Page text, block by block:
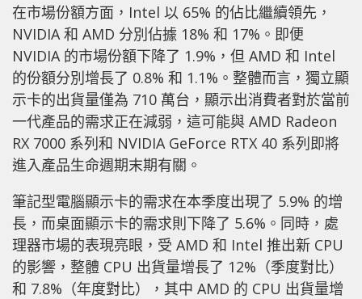
在市場份額方面，Intel 以 65% 的佔比繼續領先，
NVIDIA 和 AMD 分別佔據 18% 和 17%。即便
NVIDIA 的市場份額下降了 1.9%，但 AMD 和 Intel
的份額分別增長了 0.8% 和 1.1%。整體而言，獨立顯
示卡的出貨量僅為 710 萬台，顯示出消費者對於當前
一代產品的需求正在減弱，這可能與 AMD Radeon
RX 7000 系列和 NVIDIA GeForce RTX 40 系列即將
進入產品生命週期末期有關。
筆記型電腦顯示卡的需求在本季度出現了 5.9% 的增
長，而桌面顯示卡的需求則下降了 5.6%。同時，處
理器市場的表現亮眼，受 AMD 和 Intel 推出新 CPU
的影響，整體 CPU 出貨量增長了 12%（季度對比）
和 7.8%（年度對比），其中 AMD 的 CPU 出貨量增